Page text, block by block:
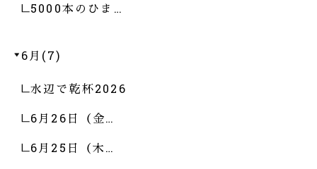
5000本のひま…
6月(7)
水辺で乾杯2026
6月26日（金…
6月25日（木…